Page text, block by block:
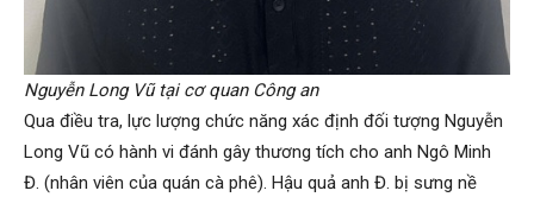
Nguyễn Long Vũ tại cơ quan Công an
Qua điều tra, lực lượng chức năng xác định đối tượng Nguyễn
Long Vũ có hành vi đánh gây thương tích cho anh Ngô Minh
Đ. (nhân viên của quán cà phê). Hậu quả anh Đ. bị sưng nề